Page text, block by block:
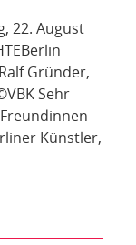
22. August
Gründer,
Sehr
Künstler,